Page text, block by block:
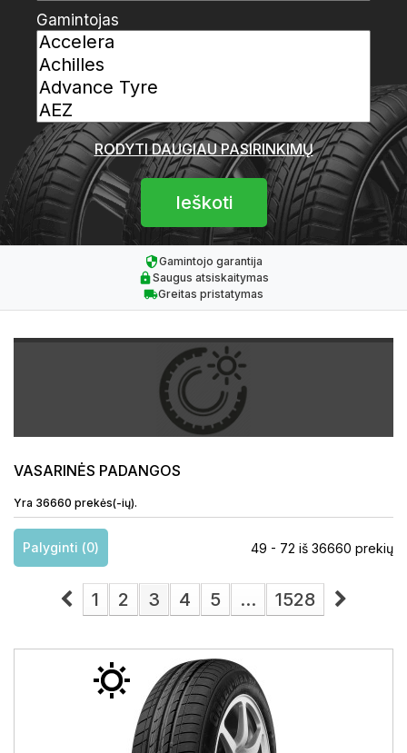
Gamintojas
RODYTI DAUGIAU PASIRINKIMŲ
Gamintojo garantija
Saugus atsiskaitymas
Greitas pristatymas
VASARINĖS PADANGOS
Yra 36660 prekės(-ių).
Palyginti (0) 49 - 72 iš 36660 prekių
1 2 3 4 5 ... 1528